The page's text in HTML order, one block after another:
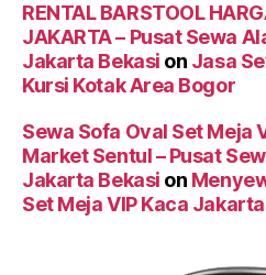
RENTAL BARSTOOL
JAKARTA – Pusat Sewa
Jakarta Bekasi on Jasa
Kursi Kotak Area Bogor
Sewa Sofa Oval Set Meja
Market Sentul – Pusat
Jakarta Bekasi on
Set Meja VIP Kaca Jakarta